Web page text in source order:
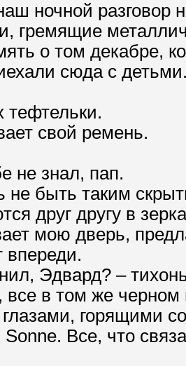
ночной разговор
гремящие
о том декабре,
сюда с
свой ремень.
не знал, пап.
не быть таким
друг другу в
мою дверь,
впереди.
Эдвард? –
все в том же
горящими
Все, что